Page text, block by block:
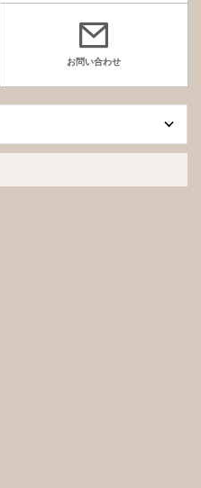
お問い合わせ